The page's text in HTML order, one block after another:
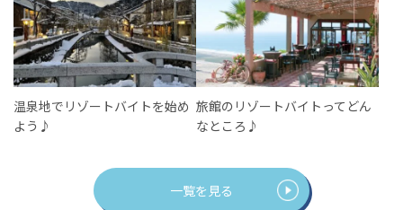
温泉地でリゾートバイトを始め
よう♪
旅館のリゾートバイトってどん
なところ♪
一覧を見る